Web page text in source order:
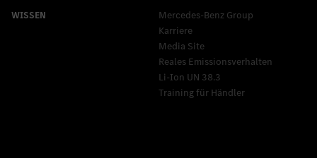
Mercedes-Benz Group
Karriere
Media Site
Reales Emissionsverhalten
Li-Ion UN 38.3
Training für Händler